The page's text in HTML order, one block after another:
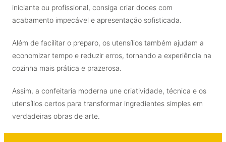
iniciante ou profissional, consiga criar doces com
acabamento impecável e apresentação sofisticada.
Além de facilitar o preparo, os utensílios também ajudam a
economizar tempo e reduzir erros, tornando a experiência na
cozinha mais prática e prazerosa.
Assim, a confeitaria moderna une criatividade, técnica e os
utensílios certos para transformar ingredientes simples em
verdadeiras obras de arte.